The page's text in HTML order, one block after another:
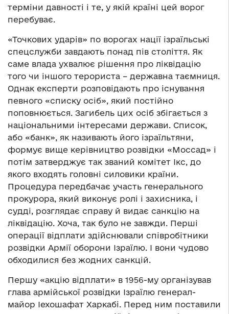
терміни давності і те, у якій країні цей ворог
перебуває.
«Точкових ударів» по ворогах нації ізраїльські
спецслужби завдають понад пів століття. Як
саме влада ухвалює рішення про ліквідацію
того чи іншого терориста – державна таємниця.
Однак експерти розповідають про існування
певного «списку осіб», який постійно
поповнюється. Загибель цих осіб збігається з
національними інтересами держави. Список,
або «банк», як називають його ізраїльтяни,
формує вище керівництво розвідки «Моссад» і
потім затверджує так званий комітет Ікс, до
якого входять головні силовики країни.
Процедура передбачає участь генерального
прокурора, який виконує ролі і захисника, і
судді, розглядає справу й видає санкцію на
ліквідацію. Хоча, так було не завжди. Перші
операції відплати здійснювали співробітники
розвідки Армії оборони Ізраїлю. І вони чудово
обходилися без жодних санкцій.
Першу «акцію відплати» в 1956-му організував
глава армійської розвідки Ізраїлю генерал-
майор Іехошафат Харкабі. Перед ним поставили